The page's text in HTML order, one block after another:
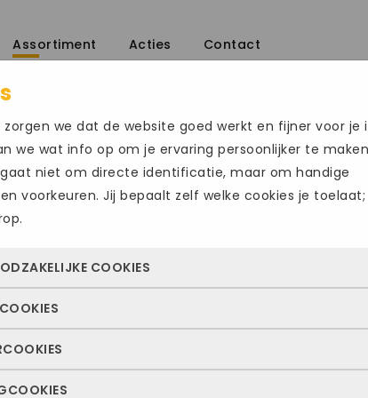
Assortiment Acties Contact
LOWA MALTA
€199.95
Maat
47
48.5
we dat de website goed werkt en fijner voor je
we wat info op om je ervaring persoonlijker te
niet om directe identificatie, maar om handige
voorkeuren. Jij bepaalt zelf welke cookies je toelaat;
COOKIES
zorgen ervoor dat de website überhaupt werkt. Ze
en kunnen niet worden uitgezet. Meestal worden
als jij iets doet, zoals inloggen, een formulier
opslaan. Je kunt je browser zo instellen
cookies zien we hoe vaak onze site bezocht wordt, waar
vandaan komen en welke pagina’s populair zijn. Zo